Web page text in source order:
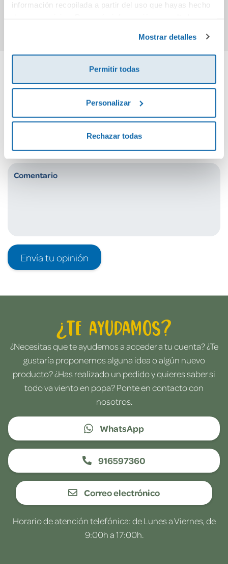
información recopilada a partir del uso que hayas hecho
Mostrar detalles
Permitir todas
Personalizar
Rechazar todas
Cuéntanos tu opinión
Debes iniciar sesión para poder valorarlo
Envía tu opinión
¿Te ayudamos?
¿Necesitas que te ayudemos a acceder a tu cuenta? ¿Te
gustaría proponernos alguna idea o algún nuevo
producto? ¿Has realizado un pedido y quieres saber si
todo va viento en popa? Ponte en contacto con
nosotros.
WhatsApp
916597360
Correo electrónico
Horario de atención telefónica: de Lunes a Viernes, de
9:00h a 17:00h.